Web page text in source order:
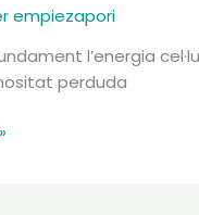
empiezapori
l’energia
perduda